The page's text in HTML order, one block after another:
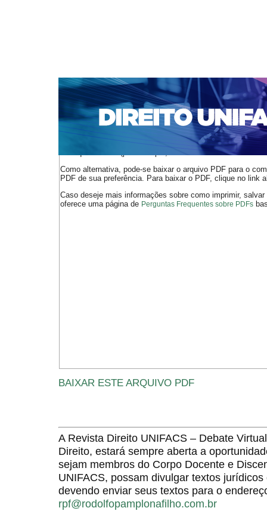
CAPA SOBRE ACESSO CADASTRO
NOTÍCIAS
EDIÇÕES DE Nº 1 A 100 WEBMAIL
Capa>n. 213 (2018) > Amorim
O arquivo PDF selecionado deve ser carregado no
de arquivos PDF (por exemplo, uma versão atual do
Como alternativa, pode-se baixar o arquivo PDF para o
PDF de sua preferência. Para baixar o PDF, clique no link
Caso deseje mais informações sobre como imprimir,
oferece uma página de Perguntas Frequentes sobre PDFs
BAIXAR ESTE ARQUIVO PDF
A Revista Direito UNIFACS – Debate
Direito, estará sempre aberta a
sejam membros do Corpo Docente e
UNIFACS, possam divulgar textos
devendo enviar seus textos para o
rpf@rodolfopamplonafilho.com.br